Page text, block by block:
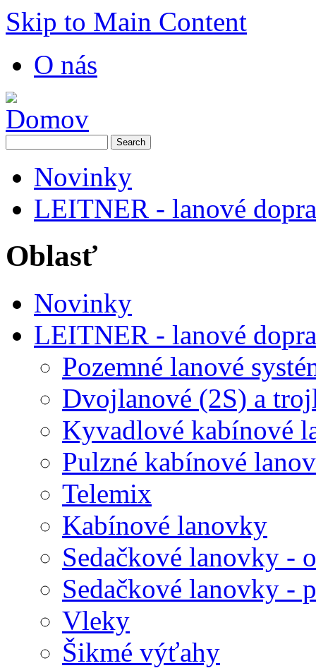
Skip to Main Content
O nás
Novinky
LEITNER - lanové
Oblasť
Novinky
LEITNER - lanové
Pozemné lanové
Dvojlanové (2S) a
Kyvadlové kabínové
Pulzné kabínové
Telemix
Kabínové lanovky
Sedačkové lanovky -
Sedačkové lanovky -
Vleky
Šikmé výťahy